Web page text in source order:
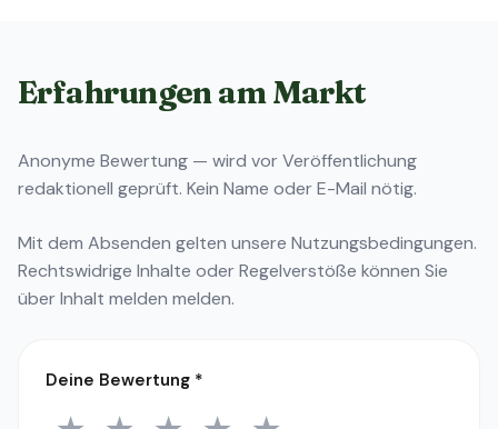
Erfahrungen am Markt
Anonyme Bewertung — wird vor Veröffentlichung
redaktionell geprüft. Kein Name oder E-Mail nötig.
Mit dem Absenden gelten unsere Nutzungsbedingungen.
Rechtswidrige Inhalte oder Regelverstöße können Sie
überInhalt melden melden.
Deine Bewertung *